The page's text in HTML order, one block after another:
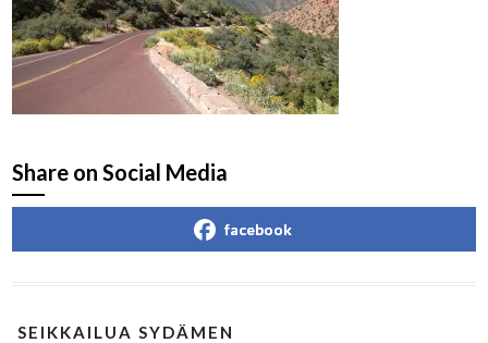
Share on Social Media
facebook
SEIKKAILUA SYDÄMEN